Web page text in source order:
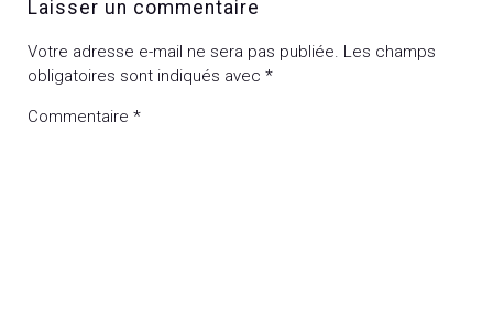
Laisser un commentaire
Votre adresse e-mail ne sera pas publiée. Les champs
obligatoires sont indiqués avec *
Commentaire *